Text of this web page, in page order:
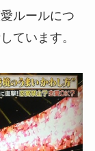
ルールにつ
ています。